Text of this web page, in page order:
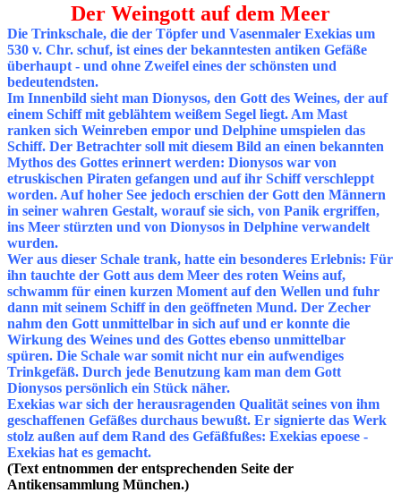
Der Weingott auf dem Meer
Die Trinkschale, die der Töpfer und Vasenmaler Exekias um
530 v. Chr. schuf, ist eines der bekanntesten antiken Gefäße
überhaupt - und ohne Zweifel eines der schönsten und
bedeutendsten.
Im Innenbild sieht man Dionysos, den Gott des Weines, der auf
einem Schiff mit geblähtem weißem Segel liegt. Am Mast
ranken sich Weinreben empor und Delphine umspielen das
Schiff. Der Betrachter soll mit diesem Bild an einen bekannten
Mythos des Gottes erinnert werden: Dionysos war von
etruskischen Piraten gefangen und auf ihr Schiff verschleppt
worden. Auf hoher See jedoch erschien der Gott den Männern
in seiner wahren Gestalt, worauf sie sich, von Panik ergriffen,
ins Meer stürzten und von Dionysos in Delphine verwandelt
wurden.
Wer aus dieser Schale trank, hatte ein besonderes Erlebnis: Für
ihn tauchte der Gott aus dem Meer des roten Weins auf,
schwamm für einen kurzen Moment auf den Wellen und fuhr
dann mit seinem Schiff in den geöffneten Mund. Der Zecher
nahm den Gott unmittelbar in sich auf und er konnte die
Wirkung des Weines und des Gottes ebenso unmittelbar
spüren. Die Schale war somit nicht nur ein aufwendiges
Trinkgefäß. Durch jede Benutzung kam man dem Gott
Dionysos persönlich ein Stück näher.
Exekias war sich der herausragenden Qualität seines von ihm
geschaffenen Gefäßes durchaus bewußt. Er signierte das Werk
stolz außen auf dem Rand des Gefäßfußes: Exekias epoese -
Exekias hat es gemacht.
(Text entnommen der entsprechenden Seite der
Antikensammlung München.)